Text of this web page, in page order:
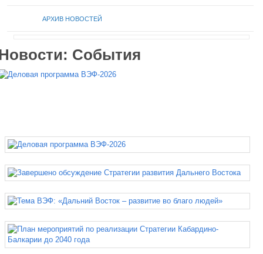
АРХИВ НОВОСТЕЙ
События